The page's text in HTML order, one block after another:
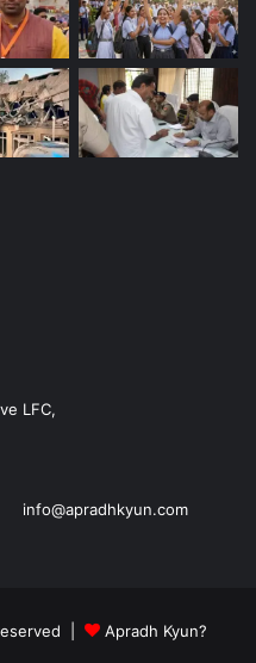
LFC,
|
Apradh Kyun?